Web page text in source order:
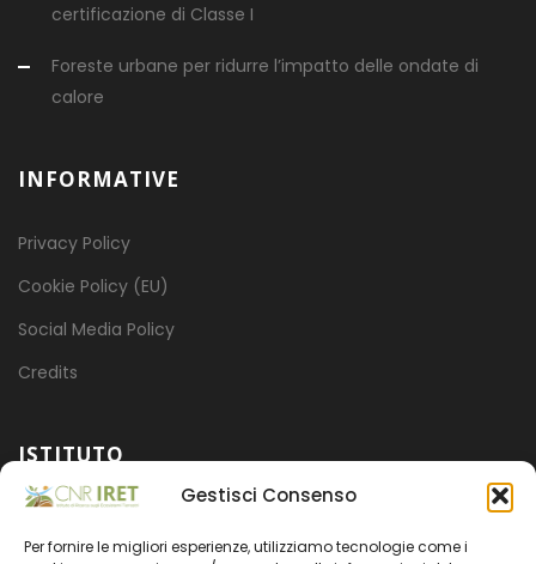
Gestisci Consenso
Per fornire le migliori esperienze, utilizziamo tecnologie come i
certificazione di Classe I
Foreste urbane per ridurre l’impatto delle ondate di
calore
INFORMATIVE
Privacy Policy
Cookie Policy (EU)
Social Media Policy
Credits
ISTITUTO